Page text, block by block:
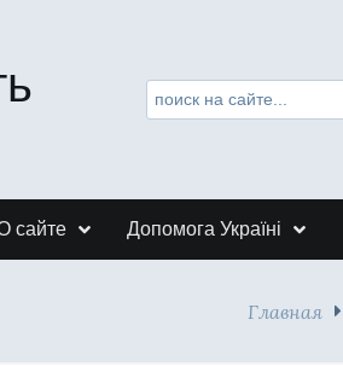
сайте Допомога Україні
Главная